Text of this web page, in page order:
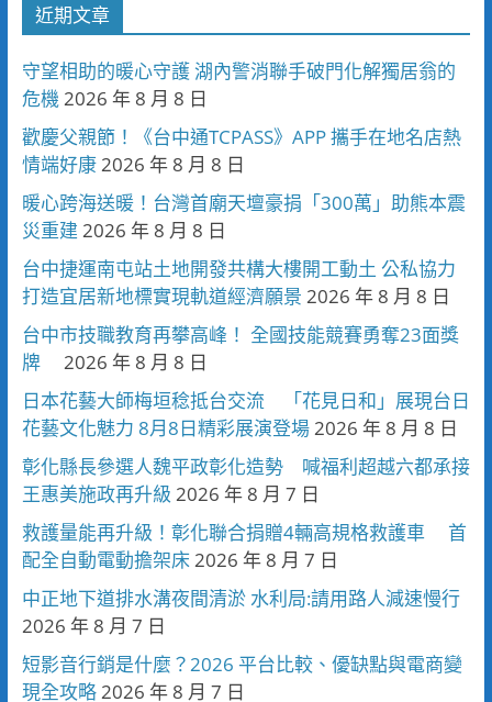
近期文章
守望相助的暖心守護 湖內警消聯手破門化解獨居翁的
危機2026 年 8 月 8 日
歡慶父親節！《台中通TCPASS》APP 攜手在地名店熱
情端好康2026 年 8 月 8 日
暖心跨海送暖！台灣首廟天壇豪捐「300萬」助熊本震
災重建 2026 年 8 月 8 日
台中捷運南屯站土地開發共構大樓開工動土 公私協力
打造宜居新地標實現軌道經濟願景 2026 年 8 月 8 日
台中市技職教育再攀高峰！ 全國技能競賽勇奪23面獎
牌
2026 年 8 月 8 日
日本花藝大師梅垣稔抵台交流 「花見日和」展現台日
花藝文化魅力 8月8日精彩展演登場2026 年 8 月 8 日
彰化縣長參選人魏平政彰化造勢 喊福利超越六都承接
王惠美施政再升級 2026 年 8 月 7 日
救護量能再升級！彰化聯合捐贈4輛高規格救護車 首
配全自動電動擔架床2026 年 8 月 7 日
中正地下道排水溝夜間清淤 水利局:請用路人減速慢行
2026 年 8 月 7 日
短影音行銷是什麼？2026 平台比較、優缺點與電商變
現全攻略2026 年 8 月 7 日